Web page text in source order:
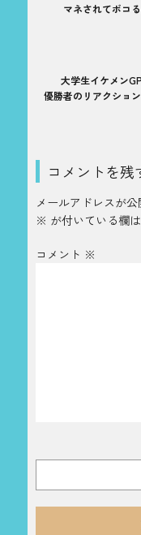
マネされてボコ
大学生イケメン
優勝者のリアクショ
コメントを残
メールアドレスが公
※ が付いている欄
コメント ※